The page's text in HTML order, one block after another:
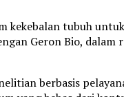
kekebalan tubuh
Geron Bio, dalam
berbasis